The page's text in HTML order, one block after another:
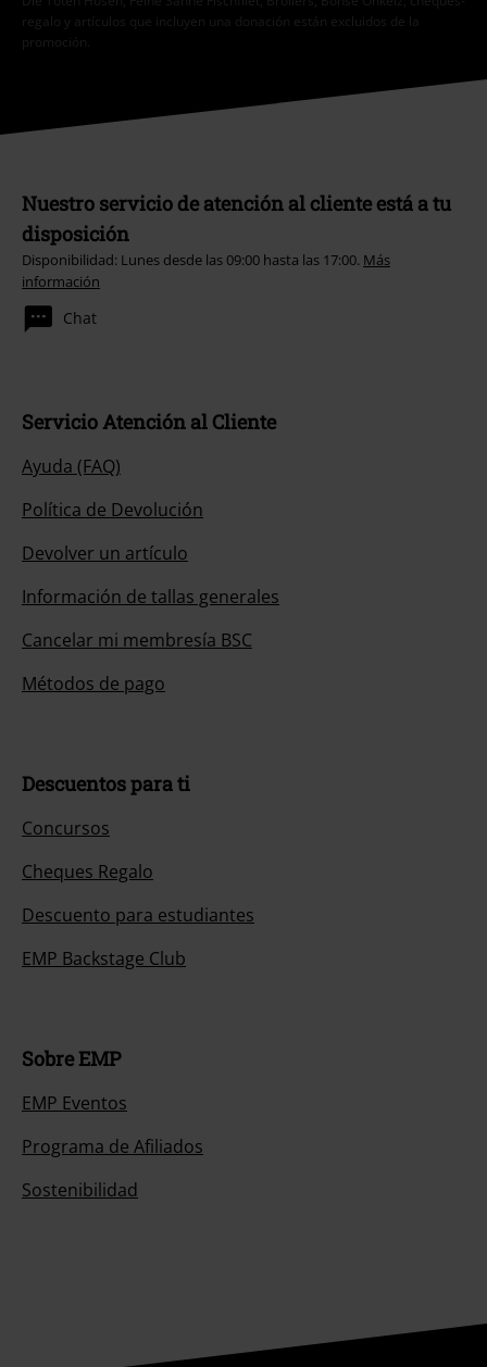
regalo y artículos que incluyen una donación están excluidos de la
promoción.
Nuestro servicio de atención al cliente está a tu
disposición
Disponibilidad: Lunes desde las 09:00 hasta las 17:00. Más
información
Chat
Servicio Atención al Cliente
Ayuda (FAQ)
Política de Devolución
Devolver un artículo
Información de tallas generales
Cancelar mi membresía BSC
Métodos de pago
Descuentos para ti
Concursos
Cheques Regalo
Descuento para estudiantes
EMP Backstage Club
Sobre EMP
EMP Eventos
Programa de Afiliados
Sostenibilidad